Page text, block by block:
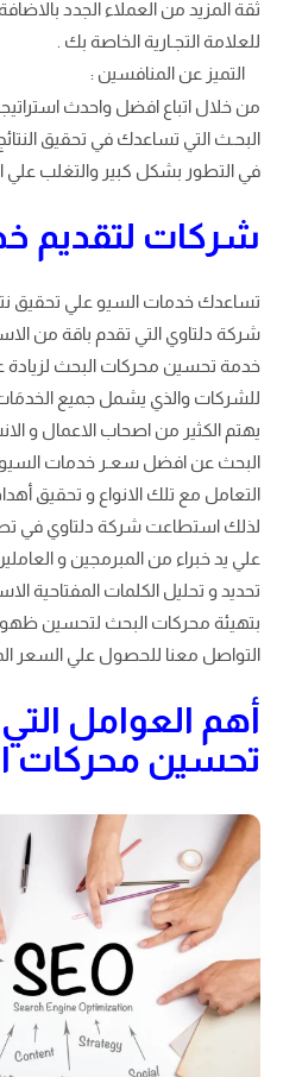
ثقة المزيد من العملاء الجدد
للعلامة التجـارية الخاصة بك .
التميز عن المنافسين :
من خلال اتباع افضل واحدث
البحـث التي تساعدك في تحقيق
في التطور بشكل كبير والتغلب علي
شركات لتقديم
تساعدك خدمات السيو علي تحقيق
شركة دلتاوي التي تقدم باقة من
خدمة تحسين محركات البحث لزيادة
للشركات والذي يشمل جميع
يهتم الكثير من اصحاب الاعمال و
البحث عن افضل سعـر خدمات
التعامل مع تلك الانواع و تحقيق
لذلك استطاعت شركة دلتاوي في
علي يد خبراء من المبرمجين و
تحديد و تحليل الكلمات المفتاحية
بتهيئة محركات البحث لتحسين
التواصل معنا للحصول علي السعر
أهم العوامل
تحسين محركات